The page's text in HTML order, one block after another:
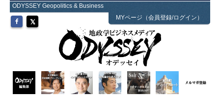
ODYSSEY Geopolitics & Business
MYページ（会員登録/ログイン）